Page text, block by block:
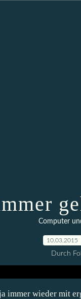
Computer
10.03.2015
Durch
immer wieder mit